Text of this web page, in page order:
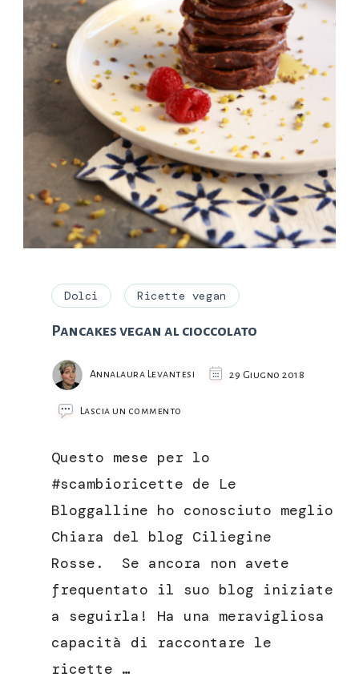
Dolci Ricette vegan
Pancakes vegan al cioccolato
Annalaura Levantesi 29 Giugno 2018
Lascia un commento
al
cioccolato
Questo mese per lo
#scambioricette de Le
Bloggalline ho conosciuto meglio
Chiara del blog Ciliegine
Rosse. Se ancora non avete
frequentato il suo blog iniziate
a seguirla! Ha una meravigliosa
capacità di raccontare le
ricette …